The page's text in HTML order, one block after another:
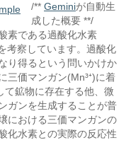
/** Geminiが自動生
成した概要 **/
素である過酸化水素
考察しています。過酸化
り得るという問いかけか
三価マンガン(Mn³⁺)に着
鉱物に存在する他、微
ガンを生成することが普
における三価マンガンの
化水素との実際の反応性